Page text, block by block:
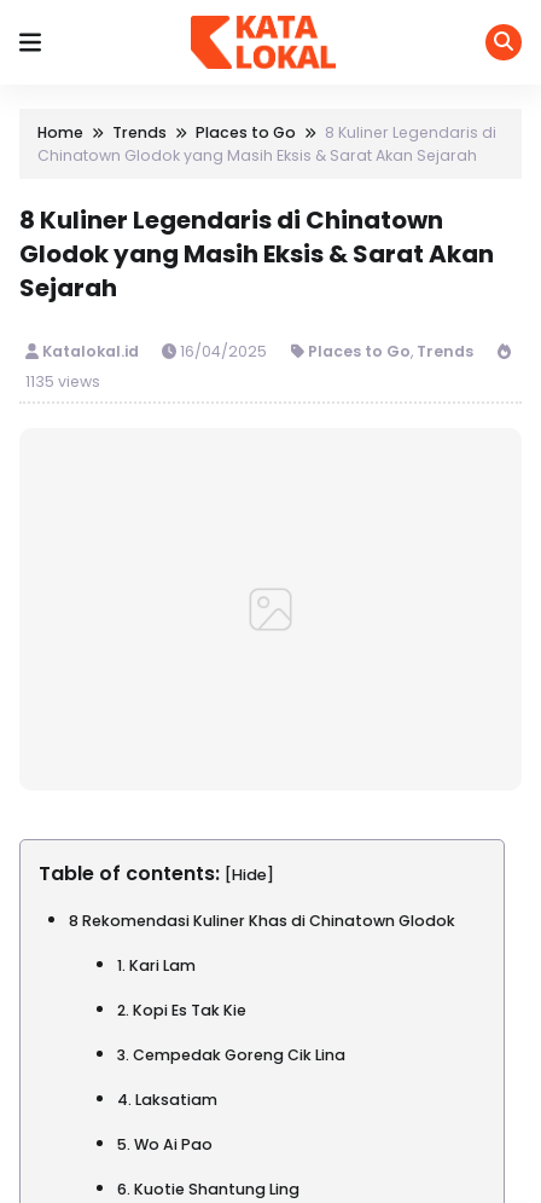
Home Trends Places to Go
8 Kuliner Legendaris di
Chinatown Glodok yang Masih Eksis & Sarat Akan Sejarah
8 Kuliner Legendaris di Chinatown
Glodok yang Masih Eksis & Sarat Akan
Sejarah
Katalokal.id 16/04/2025 Places to Go, Trends
1135 views
Table of contents: [Hide]
8 Rekomendasi Kuliner Khas di Chinatown Glodok
1. Kari Lam
2. Kopi Es Tak Kie
3. Cempedak Goreng Cik Lina
4. Laksatiam
5. Wo Ai Pao
6. Kuotie Shantung Ling